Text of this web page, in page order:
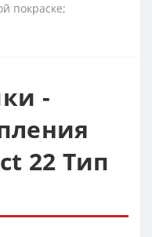
покраске;
-
22 Тип